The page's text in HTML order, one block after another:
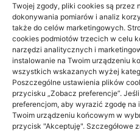
Twojej zgody, pliki cookies są przez
dokonywania pomiarów i analiz
także do celów marketingowych.
cookies podmiotów trzecich w celu
narzędzi analitycznych i
instalowanie na Twoim urządzeniu
wszystkich wskazanych wyżej
Poszczególne ustawienia plików
przycisku „Zobacz preferencje”.
preferencjom, aby wyrazić zgodę
Twoim urządzeniu końcowym w
przycisk "Akceptuję". Szczegółowe
Beskid Śląski:
dzień — wybór
18/06/2026